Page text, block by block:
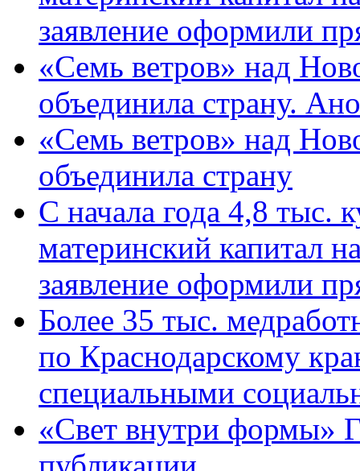
заявление оформили
«Семь ветров» над
объединила страну.
«Семь ветров» над
объединила страну
С начала года 4,8 тыс.
материнский капитал
заявление оформили
Более 35 тыс.
по Краснодарскому
специальными
«Свет внутри формы»